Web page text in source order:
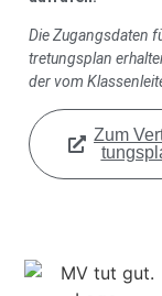
Die Zugangs­da­ten
tre­tungs­plan
der vom
Zum